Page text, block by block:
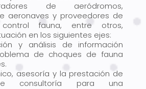
de aeródromos,
aeronaves y proveedores de
fauna, entre otros,
en los siguientes ejes:
y análisis de información
de choques de fauna
asesoría y la prestación de
consultoría para una